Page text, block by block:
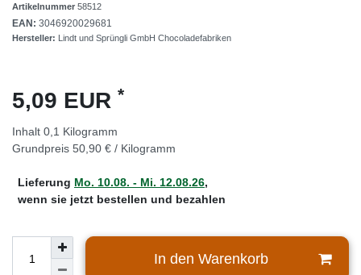
Artikelnummer 58512
EAN: 3046920029681
Hersteller: Lindt und Sprüngli GmbH Chocoladefabriken
5,09 EUR *
Inhalt 0,1 Kilogramm
Grundpreis 50,90 € / Kilogramm
Lieferung Mo. 10.08. - Mi. 12.08.26,
wenn sie jetzt bestellen und bezahlen
In den Warenkorb